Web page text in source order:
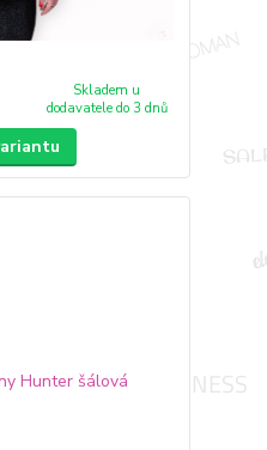
Skladem u
dodavatele do 3 dnů